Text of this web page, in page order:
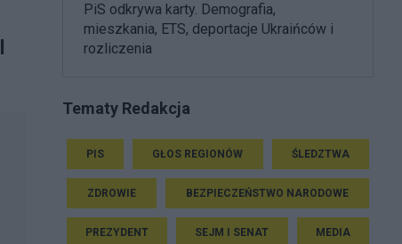
PiS odkrywa karty. Demografia,
mieszkania, ETS, deportacje Ukraińców i
rozliczenia
Tematy Redakcja
PIS GŁOS REGIONÓW ŚLEDZTWA
ZDROWIE BEZPIECZEŃSTWO NARODOWE
PREZYDENT SEJM I SENAT MEDIA